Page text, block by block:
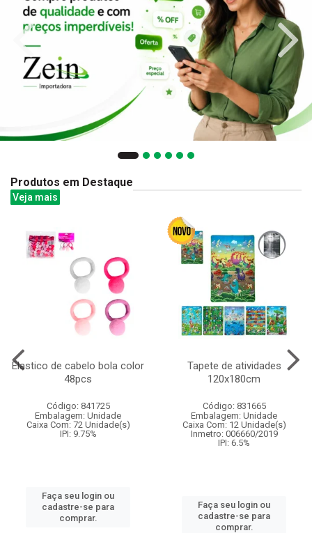
Produtos em Destaque
Veja mais
Elastico de cabelo bola color
48pcs
Código: 841725
Embalagem: Unidade
Caixa Com: 72 Unidade(s)
IPI: 9.75%
Faça seu login ou
cadastre-se para
comprar.
Tapete de atividades
120x180cm
Código: 831665
Embalagem: Unidade
Caixa Com: 12 Unidade(s)
Inmetro: 006660/2019
IPI: 6.5%
Faça seu login ou
cadastre-se para
comprar.